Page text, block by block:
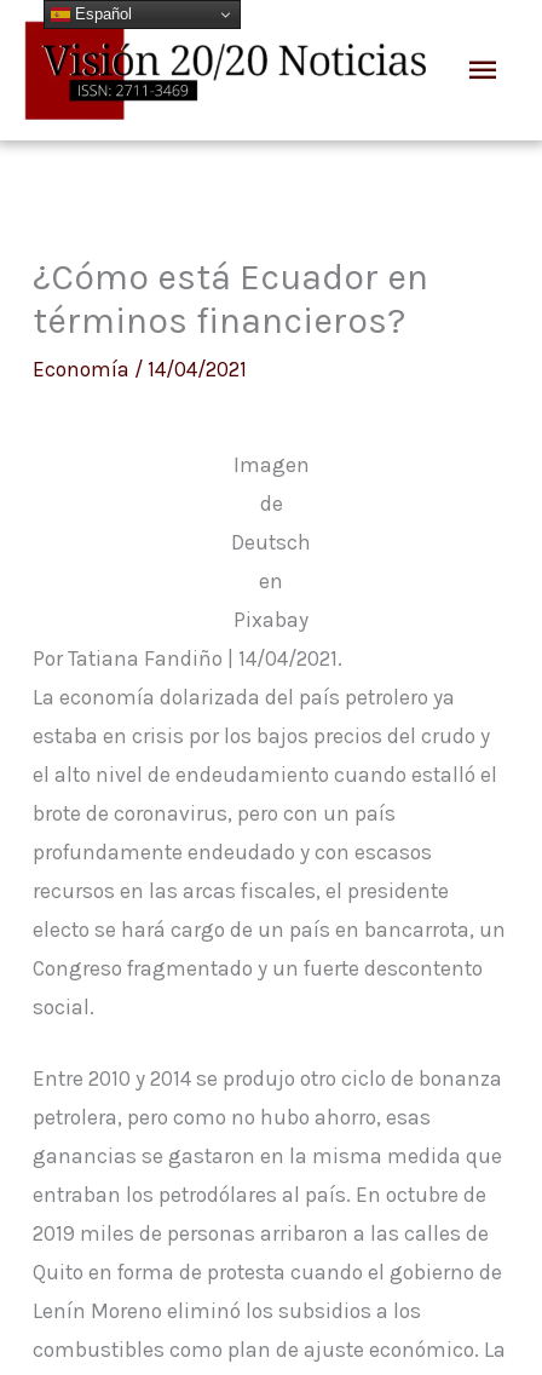
contenido
¿Cómo está Ecuador en
términos financieros?
Economía / 14/04/2021
Imagen
de
Deutsch
en
Pixabay
Por Tatiana Fandiño | 14/04/2021.
La economía dolarizada del país petrolero ya
estaba en crisis por los bajos precios del crudo y
el alto nivel de endeudamiento cuando estalló el
brote de coronavirus, pero con un país
profundamente endeudado y con escasos
recursos en las arcas fiscales, el presidente
electo se hará cargo de un país en bancarrota, un
Congreso fragmentado y un fuerte descontento
social.
Entre 2010 y 2014 se produjo otro ciclo de bonanza
petrolera, pero como no hubo ahorro, esas
ganancias se gastaron en la misma medida que
entraban los petrodólares al país. En octubre de
2019 miles de personas arribaron a las calles de
Quito en forma de protesta cuando el gobierno de
Lenín Moreno eliminó los subsidios a los
combustibles como plan de ajuste económico. La
Español